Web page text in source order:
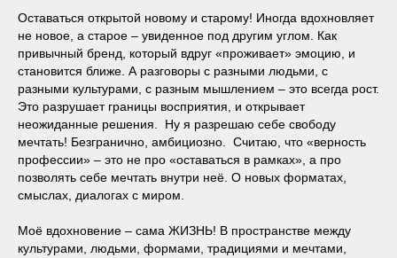
Оставаться открытой новому и старому! Иногда вдохновляет
не новое, а старое – увиденное под другим углом. Как
привычный бренд, который вдруг «проживает» эмоцию, и
становится ближе. А разговоры с разными людьми, с
разными культурами, с разным мышлением – это всегда рост.
Это разрушает границы восприятия, и открывает
неожиданные решения. Ну я разрешаю себе свободу
мечтать! Безгранично, амбициозно. Считаю, что «верность
профессии» – это не про «оставаться в рамках», а про
позволять себе мечтать внутри неё. О новых форматах,
смыслах, диалогах с миром.
Моё вдохновение – сама ЖИЗНЬ! В пространстве между
культурами, людьми, формами, традициями и мечтами,